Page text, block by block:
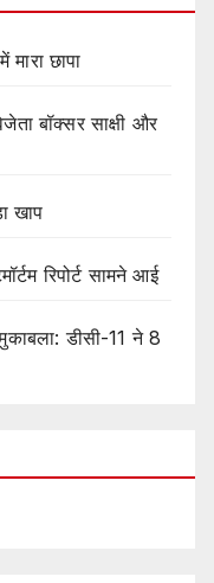
छापा
बॉक्सर साक्षी और
खाप
रिपोर्ट सामने आई
डीसी-11 ने 8